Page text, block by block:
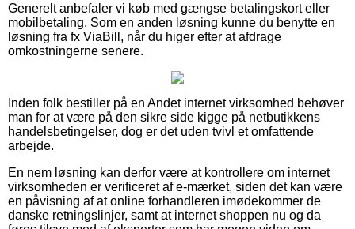
Generelt anbefaler vi køb med gængse betalingskort eller
mobilbetaling. Som en anden løsning kunne du benytte en
løsning fra fx ViaBill, når du higer efter at afdrage
omkostningerne senere.
Inden folk bestiller på en Andet internet virksomhed behøver
man for at være på den sikre side kigge på netbutikkens
handelsbetingelser, dog er det uden tvivl et omfattende
arbejde.
En nem løsning kan derfor være at kontrollere om internet
virksomheden er verificeret af e-mærket, siden det kan være
en påvisning af at online forhandleren imødekommer de
danske retningslinjer, samt at internet shoppen nu og da